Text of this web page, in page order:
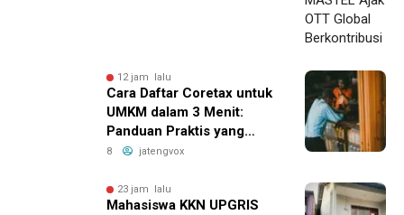
12 jam lalu
Cara Daftar Coretax untuk
UMKM dalam 3 Menit:
Panduan Praktis yang
Bikin Bisnis Anda Lebih
8 jatengvox
23 jam lalu
Mahasiswa KKN UPGRIS